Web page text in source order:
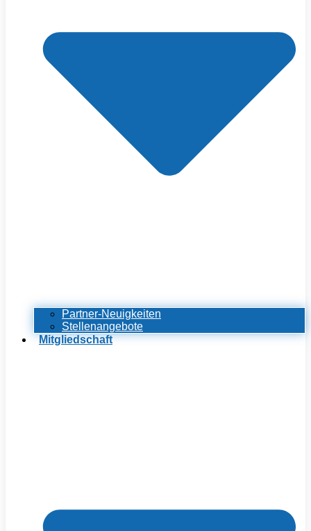
Partner-Neuigkeiten
Stellenangebote
Mitgliedschaft